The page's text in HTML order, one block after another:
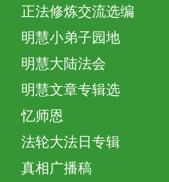
正法修炼交流选编
明慧小弟子园地
明慧大陆法会
明慧文章专辑选
忆师恩
法轮大法日专辑
真相广播稿